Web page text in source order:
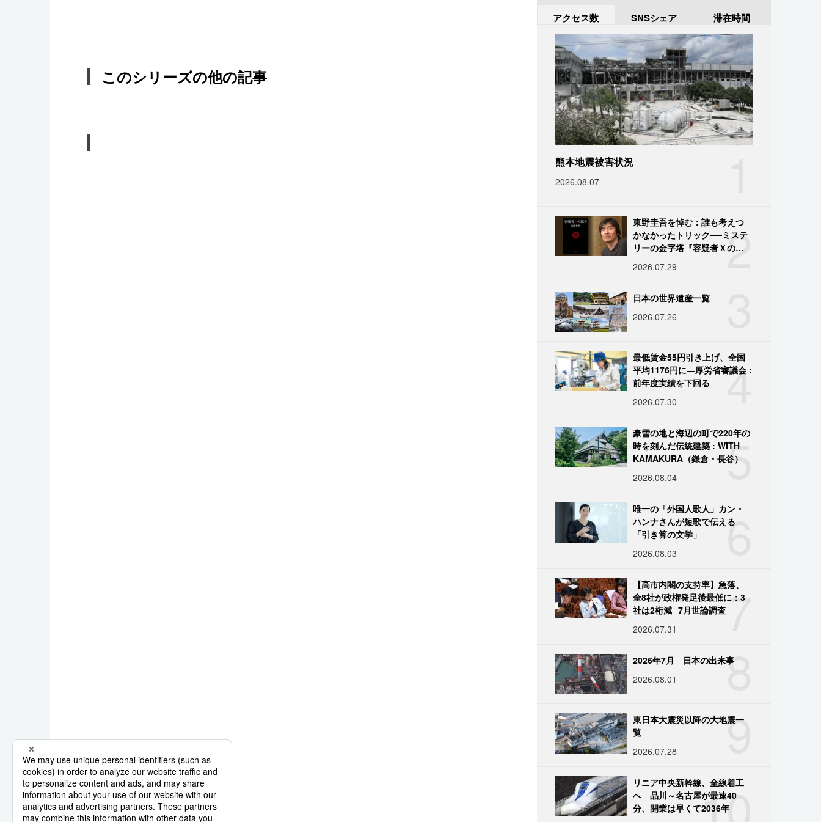
このシリーズの他の記事
アクセス数 SNSシェア 滞在時間
熊本地震被害状況
2026.08.07
2
東野圭吾を悼む：誰も考えつ
かなかったトリック──ミステ
リーの金字塔『容疑者Ｘの献
2026.07.29
日本の世界遺産一覧
2026.07.26
4
最低賃金55円引き上げ、全国
平均1176円に―厚労省審議会 :
前年度実績を下回る
2026.07.30
5
豪雪の地と海辺の町で220年の
時を刻んだ伝統建築 : WITH
KAMAKURA（鎌倉・長谷）
2026.08.04
6
唯一の「外国人歌人」カン・
ハンナさんが短歌で伝える
「引き算の文学」
2026.08.03
7
【高市内閣の支持率】急落、
全8社が政権発足後最低に：3
社は2桁減─7月世論調査
2026.07.31
8
2026年7月 日本の出来事
2026.08.01
9
東日本大震災以降の大地震一
覧
2026.07.28
10
リニア中央新幹線、全線着工
へ 品川～名古屋が最速40
分、開業は早くて2036年